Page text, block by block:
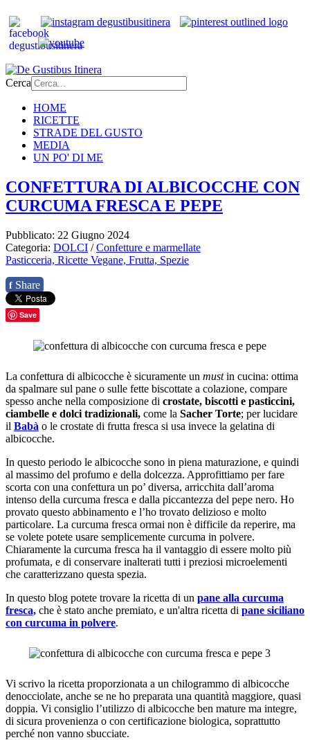
Cerca
HOME
RICETTE
STRADE DEL GUSTO
MEDIA
UN PO' DI ME
CONFETTURA DI ALBICOCCHE CON
CURCUMA FRESCA E PEPE
Pubblicato: 22 Giugno 2024
Categoria: DOLCI /Confetture e marmellate
Pasticceria, Ricette Vegane, Frutta, Spezie
f Share
Save
La confettura di albicocche è sicuramente un mustin cucina: ottima
da spalmare sul pane o sulle fette biscottate a colazione, compare
spesso anche nella composizione di crostate, biscotti e pasticcini,
ciambelle e dolci tradizionali, come la Sacher Torte; per lucidare
il Babà o le crostate di frutta fresca si usa invece la gelatina di
albicocche.
In questo periodo le albicocche sono in piena maturazione, e quindi
al massimo del profumo e della dolcezza. Approfittiamo per fare
scorta con una confettura un po’ diversa, arricchita dall’aroma
intenso della curcuma fresca e dalla piccantezza del pepe nero. Ho
provato questo abbinamento e l’ho trovato delizioso e molto
particolare. La curcuma fresca ormai non è difficile da reperire, ma
se volete potete usare semplicemente curcuma in polvere.
Chiaramente la curcuma fresca ha il vantaggio di essere molto più
profumata, e di conservare inalterati tutti i preziosi microelementi
che caratterizzano questa spezia.
In questo blog potete trovare la ricetta di un pane alla curcuma
fresca, che è stato anche premiato, e un'altra ricetta di pane siciliano
con curcuma in polvere.
Vi scrivo la ricetta proporzionata a un chilogrammo di albicocche
denocciolate, anche se ne ho preparata una quantità maggiore, quasi
doppia. Vi consiglio l’utilizzo di albicocche ben mature ma integre,
di sicura provenienza o con certificazione biologica, soprattutto
perché non vanno sbucciate.